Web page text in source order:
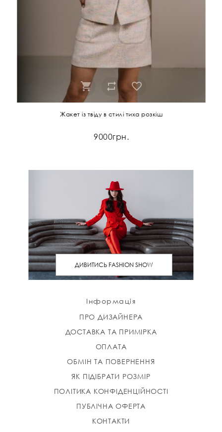
Жакет із твіду в стилі тиха розкіш
9000грн.
ДИВИТИСЬ FASHION SHOW
Інформація
ПРО ДИЗАЙНЕРА
ДОСТАВКА ТА ПРИМІРКА
ОПЛАТА
ОБМІН ТА ПОВЕРНЕННЯ
ЯК ПІДІБРАТИ РОЗМІР
ПОЛІТИКА КОНФІДЕНЦІЙНОСТІ
ПУБЛІЧНА ОФЕРТА
КОНТАКТИ